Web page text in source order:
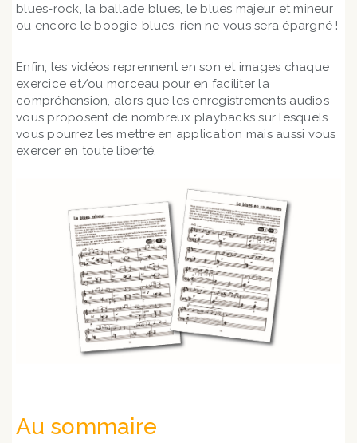
blues-rock, la ballade blues, le blues majeur et mineur
ou encore le boogie-blues, rien ne vous sera épargné !
Enfin, les vidéos reprennent en son et images chaque
exercice et/ou morceau pour en faciliter la
compréhension, alors que les enregistrements audios
vous proposent de nombreux playbacks sur lesquels
vous pourrez les mettre en application mais aussi vous
exercer en toute liberté.
Au sommaire